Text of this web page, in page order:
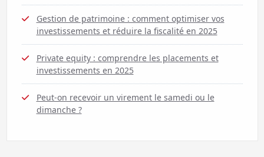
Gestion de patrimoine : comment optimiser vos
investissements et réduire la fiscalité en 2025
Private equity : comprendre les placements et
investissements en 2025
Peut-on recevoir un virement le samedi ou le
dimanche ?